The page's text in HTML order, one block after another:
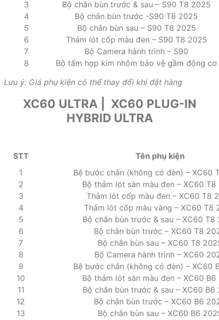
3
Bộ chắn bùn trước & sau – S90 T8 2025
4
Bộ chắn bùn trước -S90 T8 2025
5
Bộ chắn bùn sau – S90 T8 2025
6
Thảm lót cốp màu đen – S90 T8 2025
7
Bộ Camera hành trình – S90
8
Bộ tấm hợp kim nhôm bảo vệ gầm động cơ
Lưu ý: Giá phụ kiện có thể thay đổi khi đặt hàng
XC60 ULTRA | XC60 PLUG-IN
HYBRID ULTRA
STT
Tên phụ kiện
1
Bệ bước chân (không có đèn) – XC60
2
Bộ thảm lót sàn màu đen – XC60
3
Thảm lót cốp màu đen – XC60 T8
4
Thảm lót cốp màu vàng – XC60 T8
5
Bộ chắn bùn trước & sau – XC60 T8
6
Bộ chắn bùn trước – XC60 T8
7
Bộ chắn bùn sau – XC60 T8
8
Bộ Camera hành trình – XC60
9
Bệ bước chân (không có đèn) – XC60
10
Bộ thảm lót sàn màu đen – XC60
11
Bộ chắn bùn trước & sau – XC60 B6
12
Bộ chắn bùn trước – XC60 B6
13
Bộ chắn bùn sau – XC60 B6